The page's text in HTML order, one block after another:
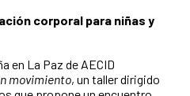
corporal para niñas y
en La Paz de AECID
movimiento, un taller dirigido